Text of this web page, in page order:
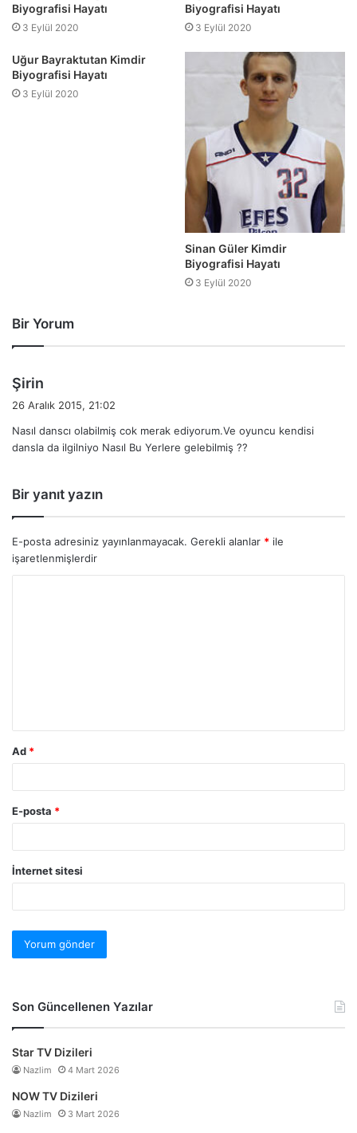
Biyografisi Hayatı
3 Eylül 2020
Biyografisi Hayatı
3 Eylül 2020
Uğur Bayraktutan Kimdir
Biyografisi Hayatı
3 Eylül 2020
Sinan Güler Kimdir
Biyografisi Hayatı
3 Eylül 2020
Bir Yorum
Şirin
i
k
:
26 Aralık 2015, 21:02
Nasıl danscı olabilmiş cok merak ediyorum.Ve oyuncu kendisi
dansla da ilgilniyo Nasıl Bu Yerlere gelebilmiş ??
Bir yanıt yazın
E-posta adresiniz yayınlanmayacak. Gerekli alanlar * ile
işaretlenmişlerdir
Ad *
E-posta *
İnternet sitesi
Son Güncellenen Yazılar
Star TV Dizileri
Nazlim 4 Mart 2026
NOW TV Dizileri
Nazlim 3 Mart 2026